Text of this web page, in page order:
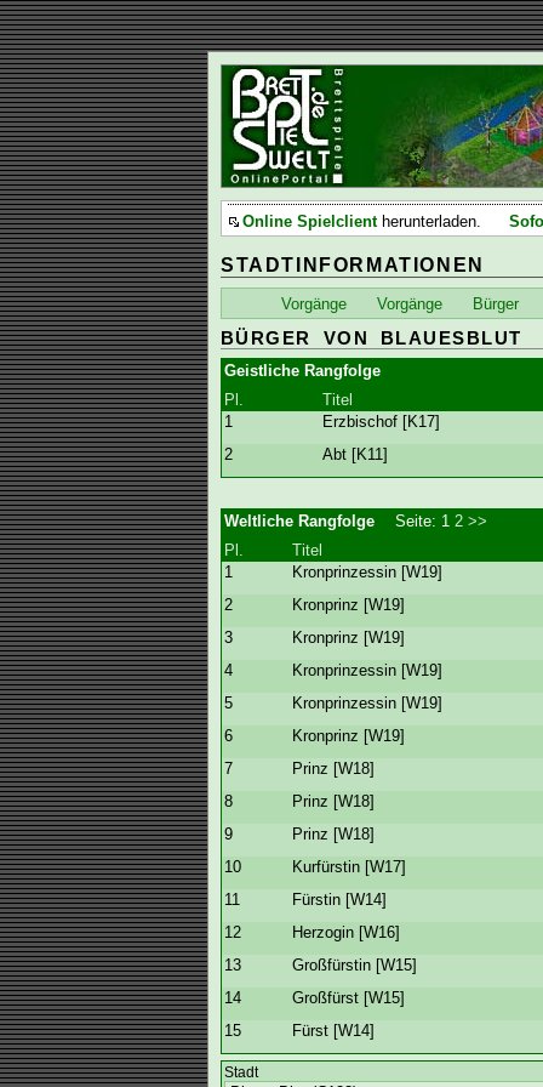
Online Spielclientherunterladen.
STADTINFORMATIONEN
Vorgänge Vorgänge Bürger
BÜRGER VON BLAUESBLUT
Geistliche Rangfolge
Pl.
Titel
1
Erzbischof [K17]
2
Abt [K11]
Weltliche Rangfolge Seite: 1 2 >>
Pl.
Titel
1
Kronprinzessin [W19]
2
Kronprinz [W19]
3
Kronprinz [W19]
4
Kronprinzessin [W19]
5
Kronprinzessin [W19]
6
Kronprinz [W19]
7
Prinz [W18]
8
Prinz [W18]
9
Prinz [W18]
10
Kurfürstin [W17]
11
Fürstin [W14]
12
Herzogin [W16]
13
Großfürstin [W15]
14
Großfürst [W15]
15
Fürst [W14]
Stadt